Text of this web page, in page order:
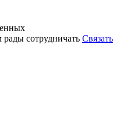
сотрудничать